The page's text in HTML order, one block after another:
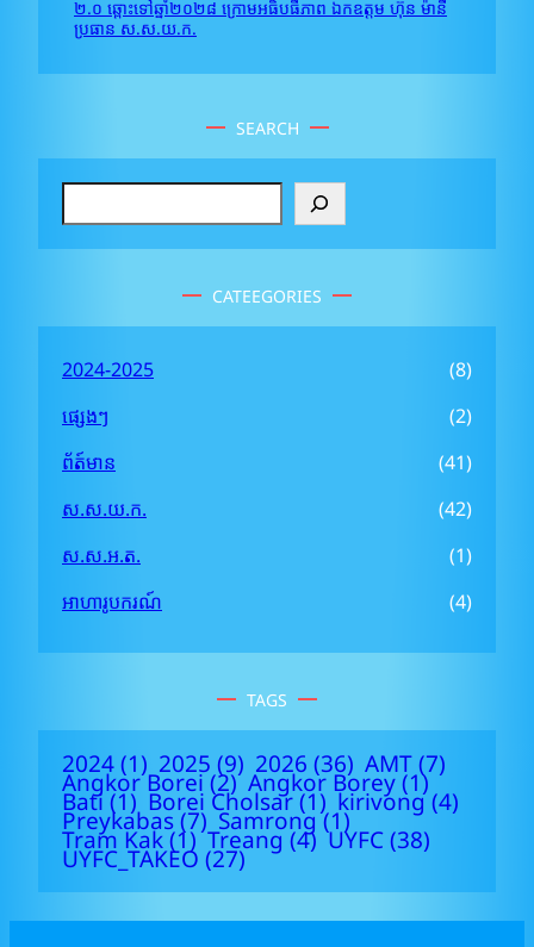
២.០ ឆ្ពោះទៅឆ្នាំ២០២៨ ក្រោមអធិបធីភាព ឯកឧត្តម ហ៊ុន ម៉ានី
ប្រធាន ស.ស.យ.ក.
SEARCH
e
a
h
CATEEGORIES
2024-2025
(8)
ផ្សេងៗ
(2)
ព័ត៍មាន
(41)
ស.ស.យ.ក.
(42)
ស.ស.អ.ត.
(1)
អាហារូបករណ៍
(4)
TAGS
2024 (1) 2025 (9) 2026 (36) AMT (7)
Angkor Borei (2) Angkor Borey (1)
Bati (1) Borei Cholsar (1) kirivong (4)
Preykabas (7) Samrong (1)
Tram Kak (1) Treang (4) UYFC (38)
UYFC_TAKEO (27)